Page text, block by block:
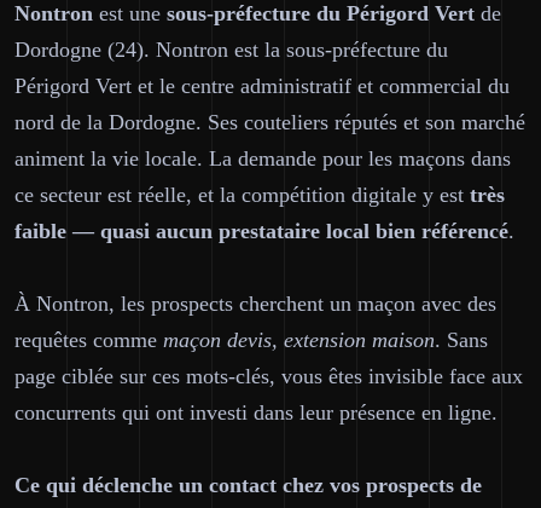
Nontron est une sous-préfecture du Périgord Vert de
Dordogne (24). Nontron est la sous-préfecture du
Périgord Vert et le centre administratif et commercial du
nord de la Dordogne. Ses couteliers réputés et son marché
animent la vie locale. La demande pour les maçons dans
ce secteur est réelle, et la compétition digitale y est très
faible — quasi aucun prestataire local bien référencé.
À Nontron, les prospects cherchent un maçon avec des
requêtes comme maçon devis, extension maison. Sans
page ciblée sur ces mots-clés, vous êtes invisible face aux
concurrents qui ont investi dans leur présence en ligne.
Ce qui déclenche un contact chez vos prospects de